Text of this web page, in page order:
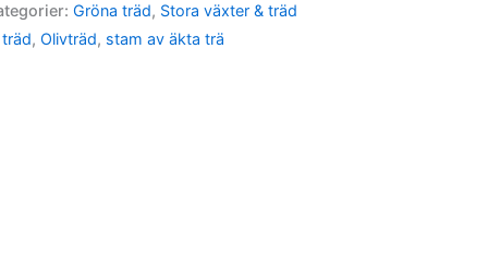
Gröna träd, Stora växter & träd
, Olivträd, stam av äkta trä